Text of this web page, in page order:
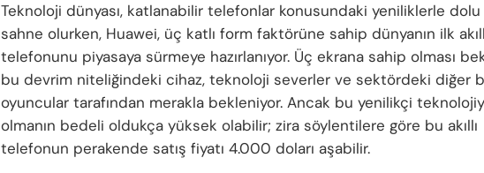
Teknoloji dünyası, katlanabilir telefonlar konusundaki yeniliklerle dolu
sahne olurken, Huawei, üç katlı form faktörüne sahip dünyanın ilk
telefonunu piyasaya sürmeye hazırlanıyor. Üç ekrana sahip olması
bu devrim niteliğindeki cihaz, teknoloji severler ve sektördeki diğer
oyuncular tarafından merakla bekleniyor. Ancak bu yenilikçi
olmanın bedeli oldukça yüksek olabilir; zira söylentilere göre bu akıllı
telefonun perakende satış fiyatı 4.000 doları aşabilir.